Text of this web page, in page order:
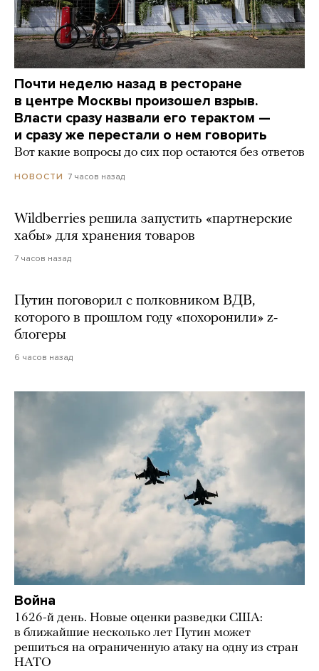
Почти неделю назад в ресторане
в центре Москвы произошел взрыв.
Власти сразу назвали его терактом —
и сразу же перестали о нем говорить
Вот какие вопросы до сих пор остаются без ответов
НОВОСТИ 7 часов назад
Wildberries решила запустить «партнерские
хабы» для хранения товаров
7 часов назад
Путин поговорил с полковником ВДВ,
которого в прошлом году «похоронили» z-
блогеры
6 часов назад
Война
1626-й день. Новые оценки разведки США:
в ближайшие несколько лет Путин может
решиться на ограниченную атаку на одну из стран
НАТО